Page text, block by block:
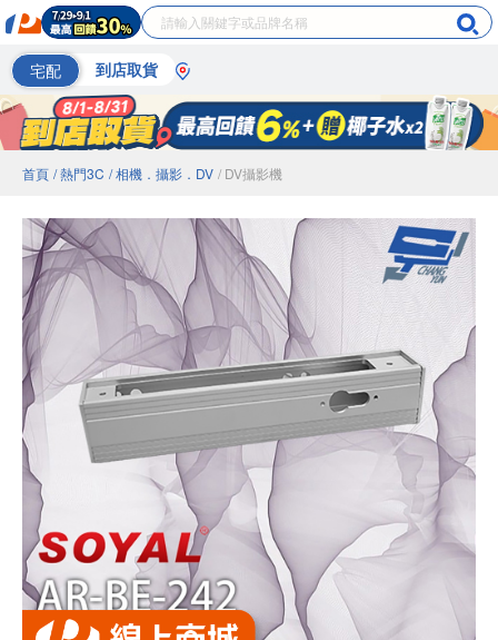
宅配 到店取貨
首頁 / 熱門3C / 相機．攝影．DV / DV攝影機